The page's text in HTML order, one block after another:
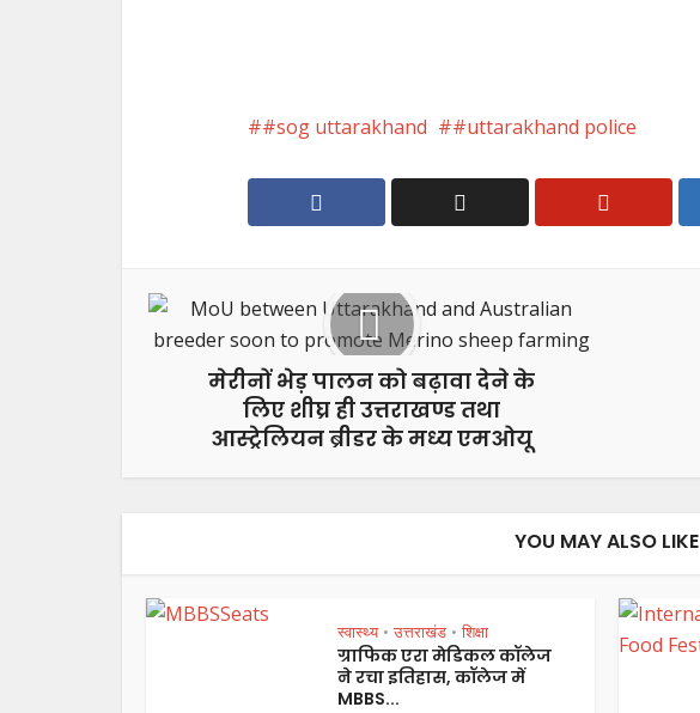
#sog uttarakhand #uttarakhand police
मेरीनों भेड़ पालन को बढ़ावा देने के
लिए शीघ्र ही उत्तराखण्ड तथा
आस्ट्रेलियन ब्रीडर के मध्य एमओयू
YOU MAY ALSO LIKE
स्वास्थ्य • उत्तराखंड • शिक्षा
ग्राफिक एरा मेडिकल कॉलेज
ने रचा इतिहास, कॉलेज में
MBBS...